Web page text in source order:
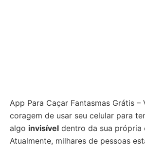
App Para Caçar Fantasmas Grátis –
coragem de usar seu celular para
algo invisível dentro da sua própria
Atualmente, milhares de pessoas